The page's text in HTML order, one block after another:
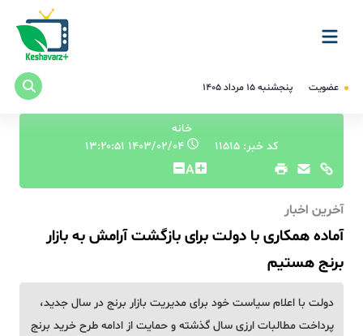
عضویت پنجشنبه ۱۵ مرداد ۱۴۰۵
خانه
کد خبر: 11515
۱۴۰۳/۰۲/۰۴ ۱۳:۲۰:۵۱
A
آخرین اخبار
آماده همکاری با دولت برای بازگشت آرامش به بازار
برنج هستیم
دولت با اعلام سیاست خود برای مدیریت بازار برنج در سال جدید،
پرداخت مطالبات ارزی سال گذشته و حمایت از ادامه طرح خرید برنج